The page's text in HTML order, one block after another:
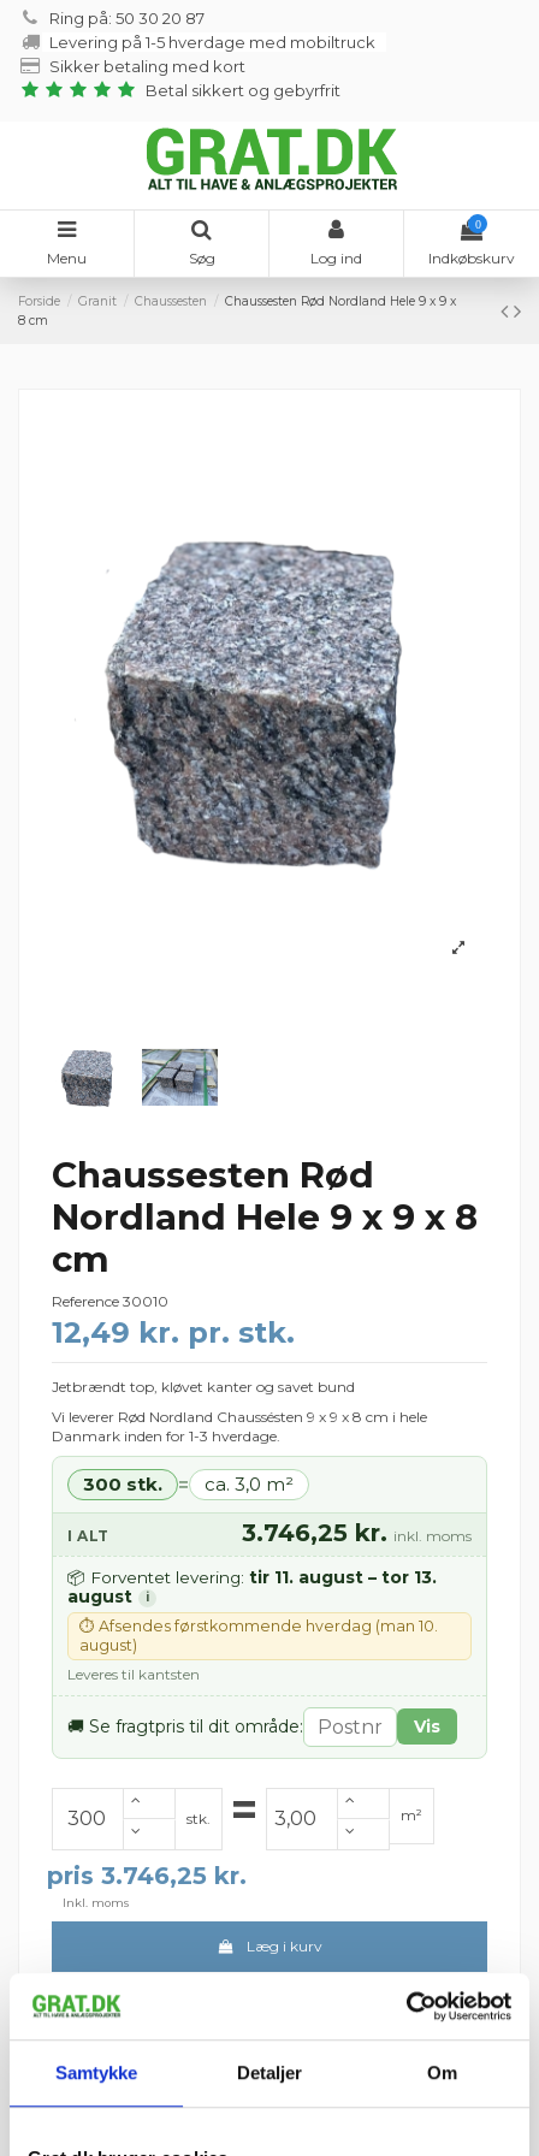
Samtykke Detaljer Om
Ring på: 50 30 20 87
Levering på 1-5 hverdage med mobiltruck
Sikker betaling med kort
Betal sikkert og gebyrfrit
Menu Søg Log ind
0
Indkøbskurv
Forside Granit Chaussesten
Chaussesten Rød Nordland Hele 9 x 9 x
8 cm
Chaussesten Rød
Nordland Hele 9 x 9 x 8
cm
Reference 30010
12,49 kr. pr. stk.
Jetbrændt top, kløvet kanter og savet bund
Vi leverer Rød Nordland Chaussésten 9 x 9 x 8 cm i hele
Danmark inden for 1-3 hverdage.
300 stk. = ca. 3,0 m²
I ALT 3.746,25 kr. inkl. moms
📦 Forventet levering: tir 11. august – tor 13.
august
i
⏱ Afsendes førstkommende hverdag (man 10.
august)
Leveres til kantsten
🚚 Se fragtpris til dit område: Vis
stk. = m²
pris 3.746,25 kr.
Inkl. moms
Læg i kurv
Leveres på palle.
Der går ca. 100 stk. pr. m²
(Udregnet ved 1 cm fuge)
Minimumsbestilling 300 stk.